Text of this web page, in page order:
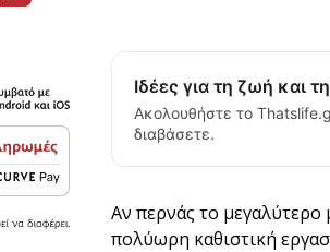
Ιδέες για τη ζωή και
Ακολουθήστε το
διαβάσετε.
Αν περνάς το μεγαλύτερο
πολύωρη καθιστική